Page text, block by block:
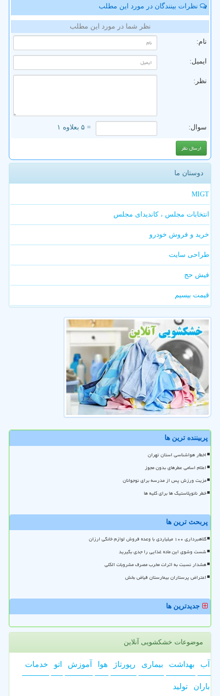
نظرات بینندگان در مورد این مطلب
نظر شما در مورد این مطلب
نام:
ایمیل:
نظر:
سوال: = ۵ بعلاوه ۱
دوستان ما
MIGT
انتخابات مجلس ، کاندیدای مجلس
خرید و فروش خودرو
طراحی سایت
فیش حج
قیمت بیسیم
پربیننده ترین ها
اخطار هواشناسی استان تهران
اعلام اسامی عطرهای بدون مجوز
مزیت ورزش پس از مدرسه برای نوجوانان
خطر نانوپلاستیک ها برای کلیه ها
پربحث ترین ها
کلاهبرداری ۱۰۰ میلیاردی با وعده فروش لوازم خانگی ارزان
شست وشوی این ماده غذایی را جدی بگیرید
هشدار نسبت به اثرات مخرب مصرف مشروبات الکلی
اعتراض پرستاران بیمارستان فیاض بخش
جدیدترین ها
موضوعات خشکشویی آنلاین
آب بهداشت بیماری رپورتاژ هوا آموزش اتو خدمات
باران تولید